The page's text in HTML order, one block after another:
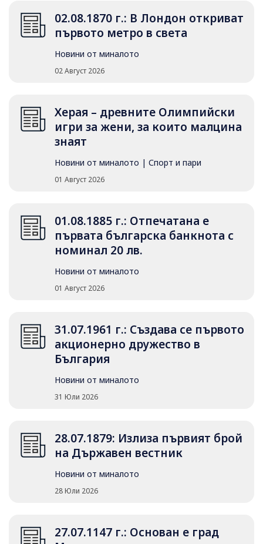
02.08.1870 г.: В Лондон откриват
първото метро в света
Новини от миналото
02 Август 2026
Херая – древните Олимпийски
игри за жени, за които малцина
знаят
Новини от миналото | Спорт и пари
01 Август 2026
01.08.1885 г.: Отпечатана е
първата българска банкнота с
номинал 20 лв.
Новини от миналото
01 Август 2026
31.07.1961 г.: Създава се първото
акционерно дружество в
България
Новини от миналото
31 Юли 2026
28.07.1879: Излиза първият брой
на Държавен вестник
Новини от миналото
28 Юли 2026
27.07.1147 г.: Основан е град